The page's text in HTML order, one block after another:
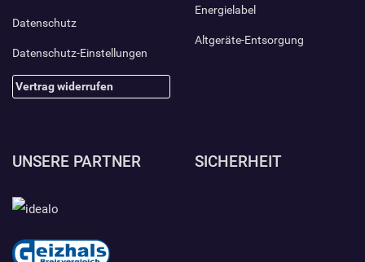
Datenschutz
Datenschutz-Einstellungen
Vertrag widerrufen
Energielabel
Altgeräte-Entsorgung
UNSERE PARTNER SICHERHEIT